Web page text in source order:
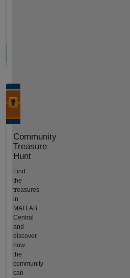
Community
Treasure
Hunt
Find
the
treasures
in
MATLAB
Central
and
discover
how
the
community
can